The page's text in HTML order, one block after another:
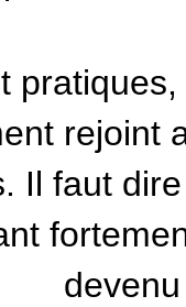
rejoint
Il faut